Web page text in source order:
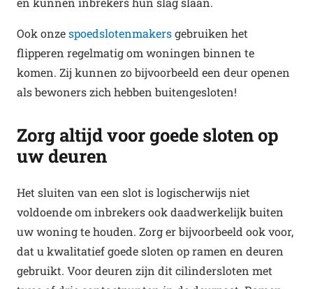
Ook onzespoedslotenmakersgebruiken het
flipperen regelmatig om woningen binnen te
komen. Zij kunnen zo bijvoorbeeld een deur openen
als bewoners zich hebben buitengesloten!
Zorg altijd voor goede sloten op
uw deuren
Het sluiten van een slot is logischerwijs niet
voldoende om inbrekers ook daadwerkelijk buiten
uw woning te houden. Zorg er bijvoorbeeld ook voor,
dat u kwalitatief goede sloten op ramen en deuren
gebruikt. Voor deuren zijn dit cilindersloten met